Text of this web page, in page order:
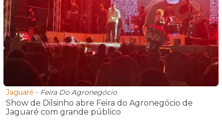
Jaguaré - Feira Do Agronegócio
Show de Dilsinho abre Feira do Agronegócio de
Jaguaré com grande público